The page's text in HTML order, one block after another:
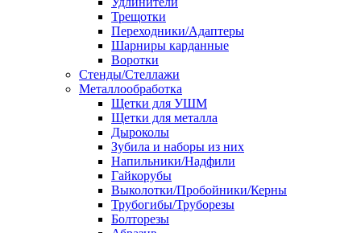
Трещотки
Переходники/Адаптеры
Шарниры карданные
Воротки
Стенды/Стеллажи
Металлообработка
Щетки для УШМ
Щетки для металла
Дыроколы
Зубила и наборы из них
Напильники/Надфили
Гайкорубы
Выколотки/Пробойники/Керны
Трубогибы/Труборезы
Болторезы